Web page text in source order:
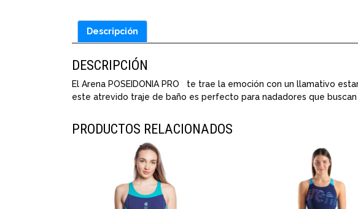
Descripción
DESCRIPCIÓN
El Arena POSEIDONIA PRO te trae la emoción con un llamativo
este atrevido traje de baño es perfecto para nadadores que
PRODUCTOS RELACIONADOS